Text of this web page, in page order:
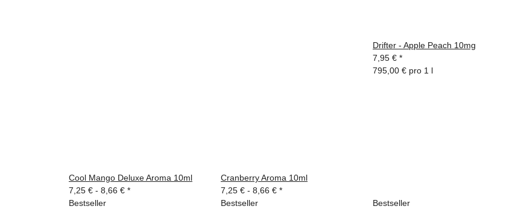
Cool Mango Deluxe Aroma 10ml
7,25 € - 8,66 € *
Cranberry Aroma 10ml
7,25 € - 8,66 € *
Drifter - Apple Peach 10mg
7,95 € *
795,00 € pro 1 l
Bestseller Bestseller Bestseller